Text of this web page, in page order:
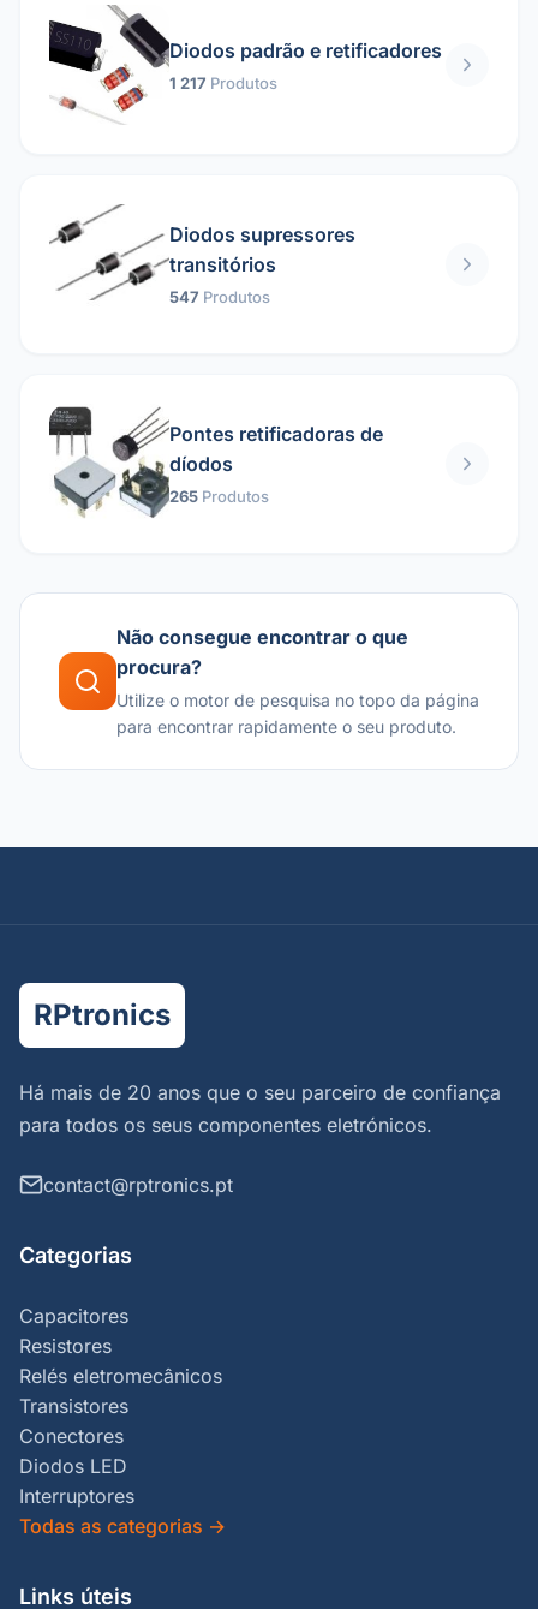
Diodos padrão e retificadores
1 217 Produtos
Diodos supressores
transitórios
547 Produtos
Pontes retificadoras de
díodos
265 Produtos
Não consegue encontrar o que
procura?
Utilize o motor de pesquisa no topo da página
para encontrar rapidamente o seu produto.
RPtronics
Há mais de 20 anos que o seu parceiro de confiança
para todos os seus componentes eletrónicos.
contact@rptronics.pt
Categorias
Capacitores
Resistores
Relés eletromecânicos
Transistores
Conectores
Diodos LED
Interruptores
Todas as categorias →
Links úteis